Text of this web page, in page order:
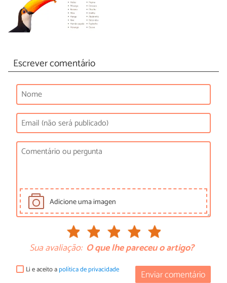
Escrever comentário
Adicione uma imagen
Sua avaliação: O que lhe pareceu o artigo?
Enviar comentário
Li e aceito apolítica de privacidade